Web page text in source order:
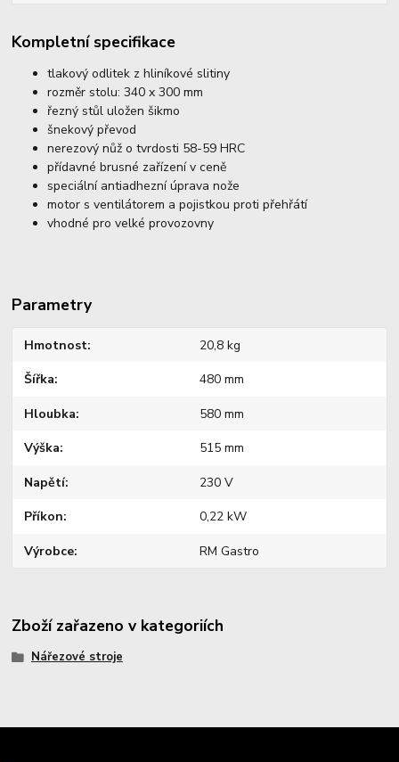
Kompletní specifikace
tlakový odlitek z hliníkové slitiny
rozměr stolu: 340 x 300 mm
řezný stůl uložen šikmo
šnekový převod
nerezový nůž o tvrdosti 58-59 HRC
přídavné brusné zařízení v ceně
speciální antiadhezní úprava nože
motor s ventilátorem a pojistkou proti přehřátí
vhodné pro velké provozovny
Parametry
Hmotnost 20,8 kg
Šířka 480 mm
Hloubka 580 mm
Výška 515 mm
Napětí 230 V
Příkon 0,22 kW
Výrobce RM Gastro
Zboží zařazeno v kategoriích
Nářezové stroje